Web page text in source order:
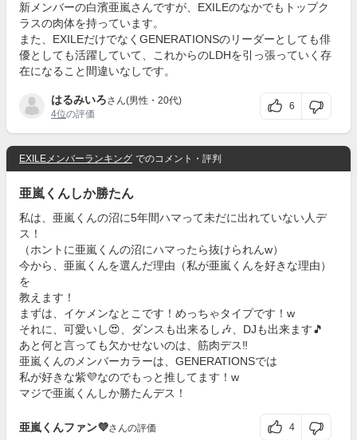
新メンバーの白濱亜嵐さんですが、EXILEのなかでもトップク
ラスの肉体を持っています。
また、EXILEだけでなくGENERATIONSのリーダーとしても俳
優としても活躍していて、これからのLDHを引っ張っていく存
在になること間違いなしです。
はるみいろさん(男性・20代)
4位の評価
6
EXILEメンバーランキング でのコメント・評判
亜嵐くんしか勝たん
私は、亜嵐くんの沼に5年間ハマって未だに出れていない人デ
ス！
（ホントに亜嵐くんの沼にハマったら抜けられんw）
今から、亜嵐くんを選んだ理由（私が亜嵐くんを好きな理由）
を
教えます！
まずは、イケメンなとこです！めっちゃタイプです！w
それに、可愛いし😍、ダンスも出来るし🎶、DJも出来ます🎵
あと何と言っても欠かせないのは、筋肉デス‼️
亜嵐くんのメンバーカラーは、GENERATIONSでは
私が好きな紫💜なのでもっと推してます！w
マジで亜嵐くんしか勝たんデス！
亜嵐くんファン💜さんの評価 4